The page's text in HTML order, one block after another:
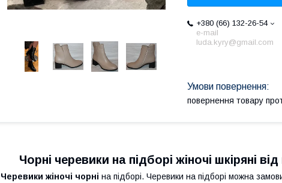
+380 (66) 132-26-54
e-mail
luda.kyry@gmail.com
повернення товару
Чорні черевики на підборі жіночі шкіряні
Черевики жіночі чорні на підборі. Черевики на підборі можна